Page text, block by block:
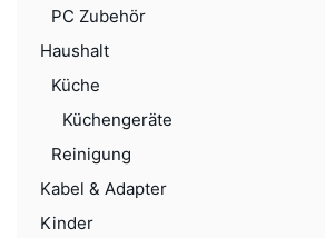
PC Zubehör
Haushalt
Küche
Küchengeräte
Reinigung
Kabel & Adapter
Kinder